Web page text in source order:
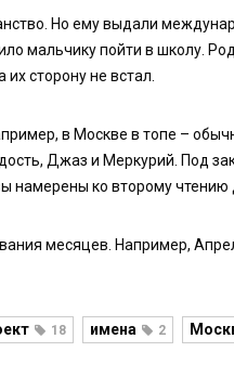
Но ему выдали
мальчику пойти в школу.
сторону не встал.
в Москве в топе –
Джаз и Меркурий. Под
намерены ко второму чтению
месяцев. Например,
18 имена 2